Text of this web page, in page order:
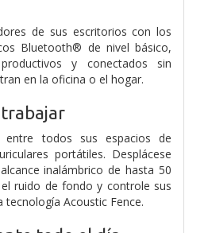
de sus escritorios con los
Bluetooth® de nivel básico,
y conectados sin
en la oficina o el hogar.
entre todos sus espacios de
portátiles. Desplácese
inalámbrico de hasta 50
ruido de fondo y controle sus
tecnología Acoustic Fence.